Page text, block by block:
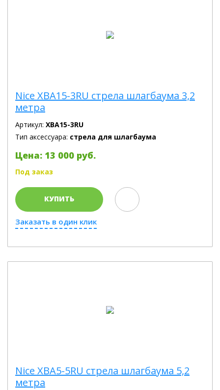
Nice XBA15-3RU стрела шлагбаума 3,2
метра
Артикул: XBA15-3RU
Тип аксессуара: стрела для шлагбаума
Цена: 13 000 руб.
Под заказ
КУПИТЬ
Заказать в один клик
Nice XBA5-5RU стрела шлагбаума 5,2
метра